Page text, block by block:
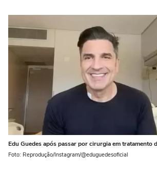
Edu Guedes após passar por cirurgia em tratamento
Foto: Reprodução/Instagram/@eduguedesoficial